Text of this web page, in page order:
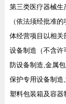
第三类医疗器械生
（依法须经批准
体经营项目以相关
设备制造（不含
防设备制造,金属
保护专用设备制造
塑料包装箱及容